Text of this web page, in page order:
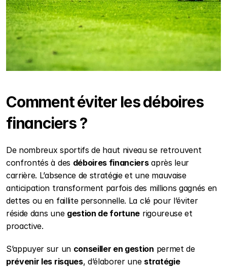
Comment éviter les déboires
financiers ?
De nombreux sportifs de haut niveau se retrouvent
confrontés à des déboires financiers après leur
carrière. L’absence de stratégie et une mauvaise
anticipation transforment parfois des millions gagnés en
dettes ou en faillite personnelle. La clé pour l’éviter
réside dans une gestion de fortune rigoureuse et
proactive.
S’appuyer sur un conseiller en gestion
permet de
prévenir les risques, d’élaborer une stratégie